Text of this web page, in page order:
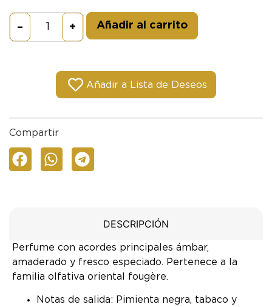
– + Añadir al carrito
Añadir a Lista de Deseos
Compartir
DESCRIPCIÓN
Perfume con acordes principales ámbar,
amaderado y fresco especiado. Pertenece a la
familia olfativa oriental fougère.
Notas de salida: Pimienta negra, tabaco y